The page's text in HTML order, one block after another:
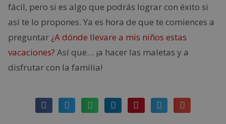
fácil, pero si es algo que podrás lograr con éxito si
así te lo propones. Ya es hora de que te comiences a
preguntar ¿A dónde llevare a mis niños estas
vacaciones? Así que… ¡a hacer las maletas y a
disfrutar con la familia!